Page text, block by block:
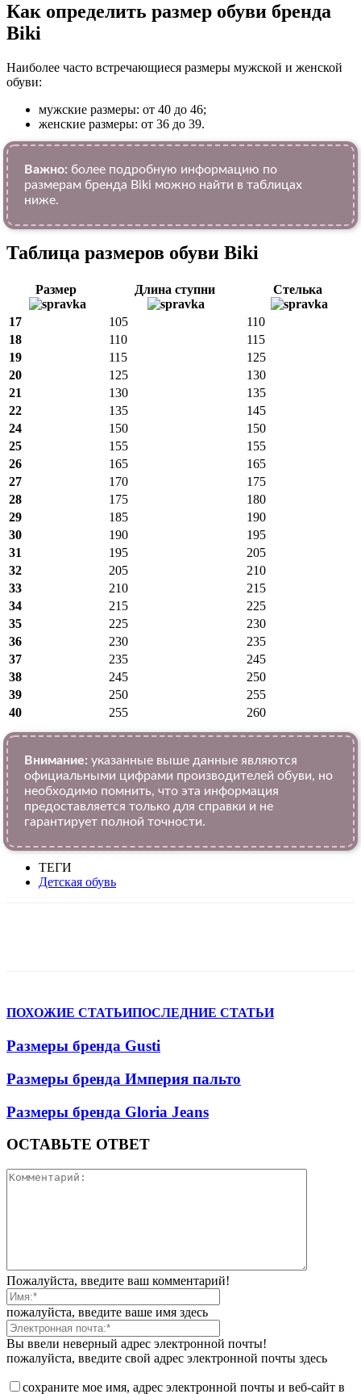
Как определить размер обуви брендa
Biki
Наиболее часто встречающиеся размеры мужской и женской
обуви:
мужские размеры: от 40 до 46;
женские размеры: от 36 до 39.
Важно: более подробную информацию по
размерам бренда Biki можно найти в таблицах
ниже.
Таблица размеров обуви Biki
Размер Длина ступни Стелька
17 105
110
18
110
115
19
115
125
20
125
130
21
130
135
22
135
145
24
150
150
25
155
155
26
165
165
27
170
175
28
175
180
29
185
190
30
190
195
31
195
205
32
205
210
33
210
215
34
215
225
35
225
230
36
230
235
37
235
245
38
245
250
39
250
255
40
255 260
Внимание: указанные выше данные являются
официальными цифрами производителей обуви, но
необходимо помнить, что эта информация
предоставляется только для справки и не
гарантирует полной точности.
ТЕГИ
Детская обувь
ПОХОЖИЕ СТАТЬИПОСЛЕДНИЕ СТАТЬИ
Размеры бренда Gusti
Размеры бренда Империя пальто
Размеры бренда Gloria Jeans
ОСТАВЬТЕ ОТВЕТ
Пожалуйста, введите ваш комментарий!
пожалуйста, введите ваше имя здесь
Вы ввели неверный адрес электронной почты!
пожалуйста, введите свой адрес электронной почты здесь
сохраните мое имя, адрес электронной почты и веб-сайт в